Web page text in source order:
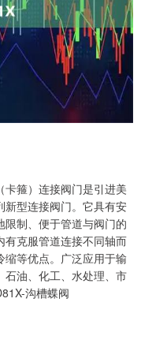
箍）连接阀门是引进美
新型连接阀门。它具有安
制、便于管道与阀门的
有克服管道连接不同轴而
缩等优点。广泛应用于输
石油、化工、水处理、市
沟槽蝶阀